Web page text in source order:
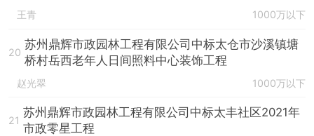
王青 1000万以下
20
苏州鼎辉市政园林工程有限公司中标太仓市沙溪镇塘
桥村岳西老年人日间照料中心装饰工程
赵光翠 1000万以下
21
苏州鼎辉市政园林工程有限公司中标太丰社区2021年
市政零星工程